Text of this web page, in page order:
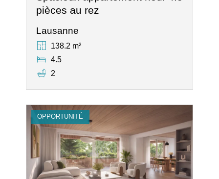
pièces au rez
Lausanne
138.2 m²
4.5
2
OPPORTUNITÉ